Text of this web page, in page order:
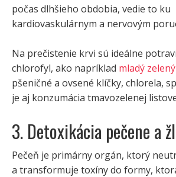
počas dlhšieho obdobia, vedie to ku
kardiovaskulárnym a nervovým
Na prečistenie krvi sú ideálne
chlorofyl, ako napríklad mladý
pšeničné a ovsené klíčky, chlorela,
je aj konzumácia tmavozelenej
3. Detoxikácia pečene a
Pečeň je primárny orgán, ktorý
a transformuje toxíny do formy,